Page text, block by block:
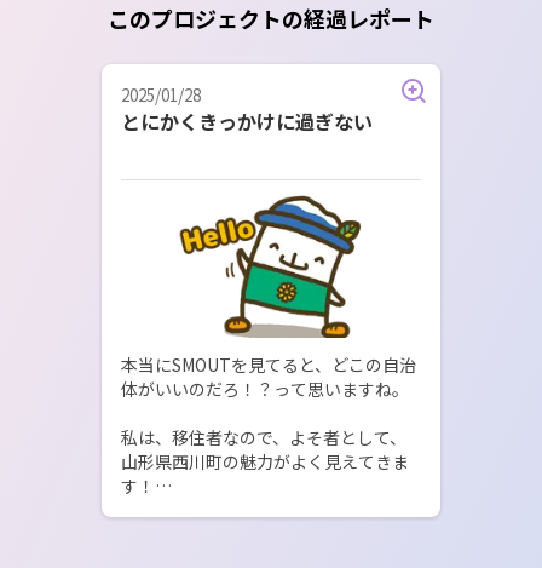
このプロジェクトの経過レポート
2025/01/28
とにかくきっかけに過ぎない
本当にSMOUTを見てると、どこの自治
体がいいのだろ！？って思いますね。
私は、移住者なので、よそ者として、
山形県西川町の魅力がよく見えてきま
す！